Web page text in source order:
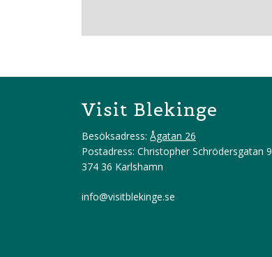
Visit Blekinge
Besöksadress: Ågatan 26
Postadress: Christopher Schrödersgatan 9
374 36 Karlshamn
info@visitblekinge.se